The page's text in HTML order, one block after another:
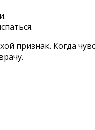
признак. Когда